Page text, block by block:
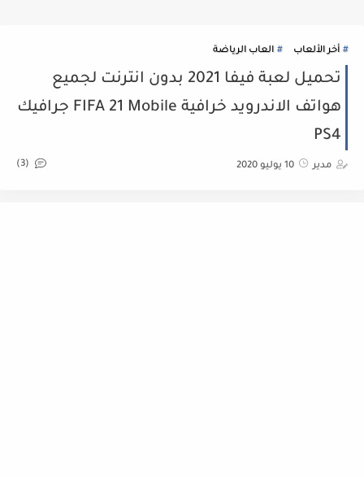
أخر الألعاب العاب الرياضة
تحميل لعبة فيفا 2021 بدون انترنت لجميع
هواتف الاندرويد خرافية FIFA 21 Mobile جرافيك
PS4
مدير 10 يوليو 2020 (3)